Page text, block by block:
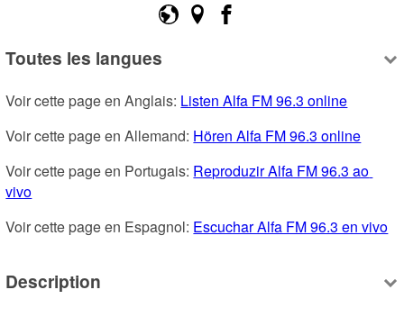
Toutes les langues
Voir cette page en Anglais: Listen Alfa FM 96.3 online
Voir cette page en Allemand: Hören Alfa FM 96.3 online
Voir cette page en Portugais: Reproduzir Alfa FM 96.3 ao
vivo
Voir cette page en Espagnol: Escuchar Alfa FM 96.3 en vivo
Description